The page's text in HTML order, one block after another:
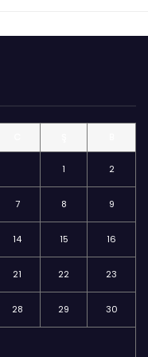
1 2
7 8 9
14 15 16
21 22 23
28 29 30